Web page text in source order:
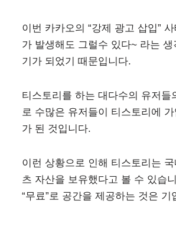
이번 카카오의 “강제 광고 삽입”
가 발생해도 그럴수 있다~ 라는
기가 되었기 때문입니다.
티스토리를 하는 대다수의 유저들
로 수많은 유저들이 티스토리에
가 된 것입니다.
이런 상황으로 인해 티스토리는
츠 자산을 보유했다고 볼 수 있습
“무료”로 공간을 제공하는 것은